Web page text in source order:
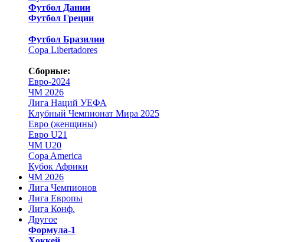
Футбол Дании
Футбол Греции
Футбол Бразилии
Copa Libertadores
Сборные:
Евро-2024
ЧМ 2026
Лига Наций УЕФА
Клубный Чемпионат Мира 2025
Евро (женщины)
Евро U21
ЧМ U20
Copa America
Кубок Африки
ЧМ 2026
Лига Чемпионов
Лига Европы
Лига Конф.
Другое
Формула-1